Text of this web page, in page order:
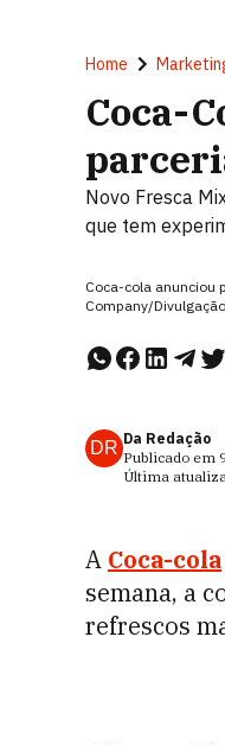
Home
Coca-
Novo Fresca
que tem
Coca-cola anunciou
Company/
DR Da Redação
Publicado em
Última
A Coca-cola
semana, a
refrescos